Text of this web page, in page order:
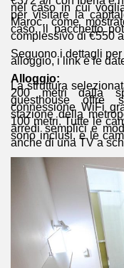
nel caso in cui
per visitare la
Maroc, come
caso, il pacchetto
complessivo di €550
Seguono i dettagli
alloggio, i link e le
Alloggio:
La struttura
200 metri dalla
guesthouse offre
connessione WiFi
stazione della
100 metri. Tutte le
arredi semplici e
sono inclusi, e le
anche di una TV a